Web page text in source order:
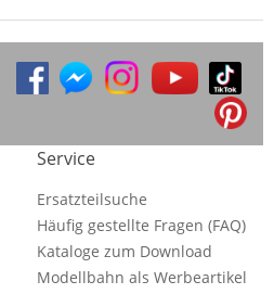
Service
Ersatzteilsuche
Häufig gestellte Fragen (FAQ)
Kataloge zum Download
Modellbahn als Werbeartikel